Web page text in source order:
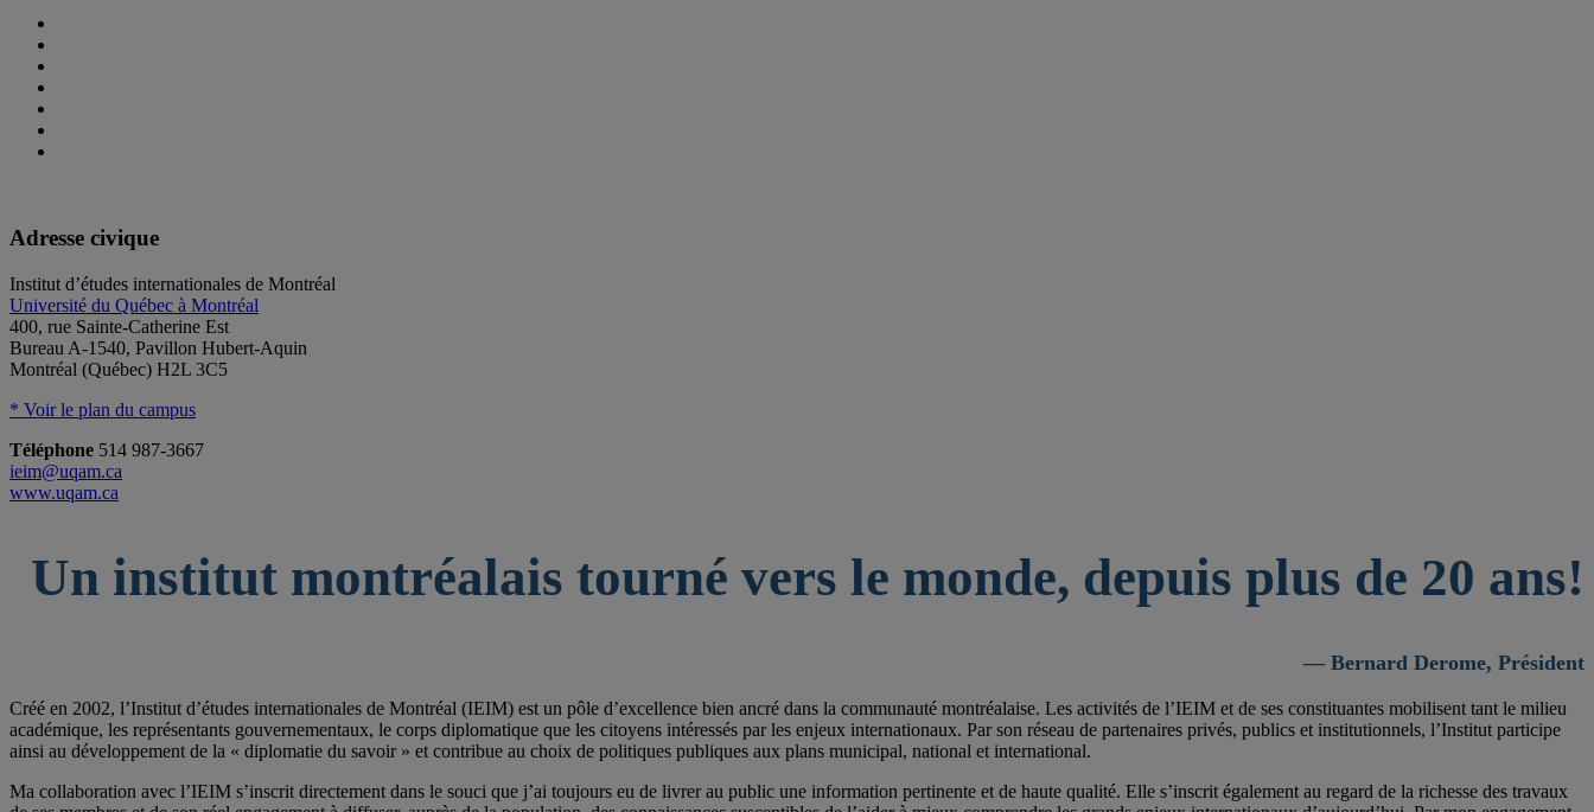
Adresse civique
Institut d’études internationales de Montréal
Université du Québec à Montréal
400, rue Sainte-Catherine Est
Bureau A-1540, Pavillon Hubert-Aquin
Montréal (Québec) H2L 3C5
* Voir le plan du campus
Téléphone 514 987-3667
ieim@uqam.ca
www.uqam.ca
Un institut montréalais tourné vers le monde, depuis plus de 20 ans!
— Bernard Derome, Président
Créé en 2002, l’Institut d’études internationales de Montréal (IEIM) est un pôle d’excellence bien ancré dans la communauté montréalaise. Les activités de l’IEIM et de ses constituantes mobilisent tant le milieu
académique, les représentants gouvernementaux, le corps diplomatique que les citoyens intéressés par les enjeux internationaux. Par son réseau de partenaires privés, publics et institutionnels, l’Institut participe
ainsi au développement de la « diplomatie du savoir » et contribue au choix de politiques publiques aux plans municipal, national et international.
Ma collaboration avec l’IEIM s’inscrit directement dans le souci que j’ai toujours eu de livrer au public une information pertinente et de haute qualité. Elle s’inscrit également au regard de la richesse des travaux